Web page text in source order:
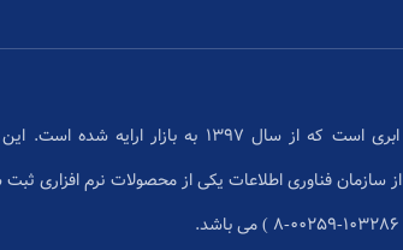
ابرستان،محصول دانش بنیان بر پایه فن‌آوری ابری است که از سال 1397 به
دریافت گواهی تاییدیه فنی به شماره 207472 از سازمان فناوری اطلاعات یکی از محصولات نرم